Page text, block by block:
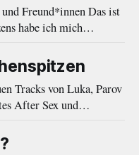
Das ist
White zu nehmen. In
öfter die Zeit und
und verdient hätte.
Tracks von Luka, Parov
After Sex und